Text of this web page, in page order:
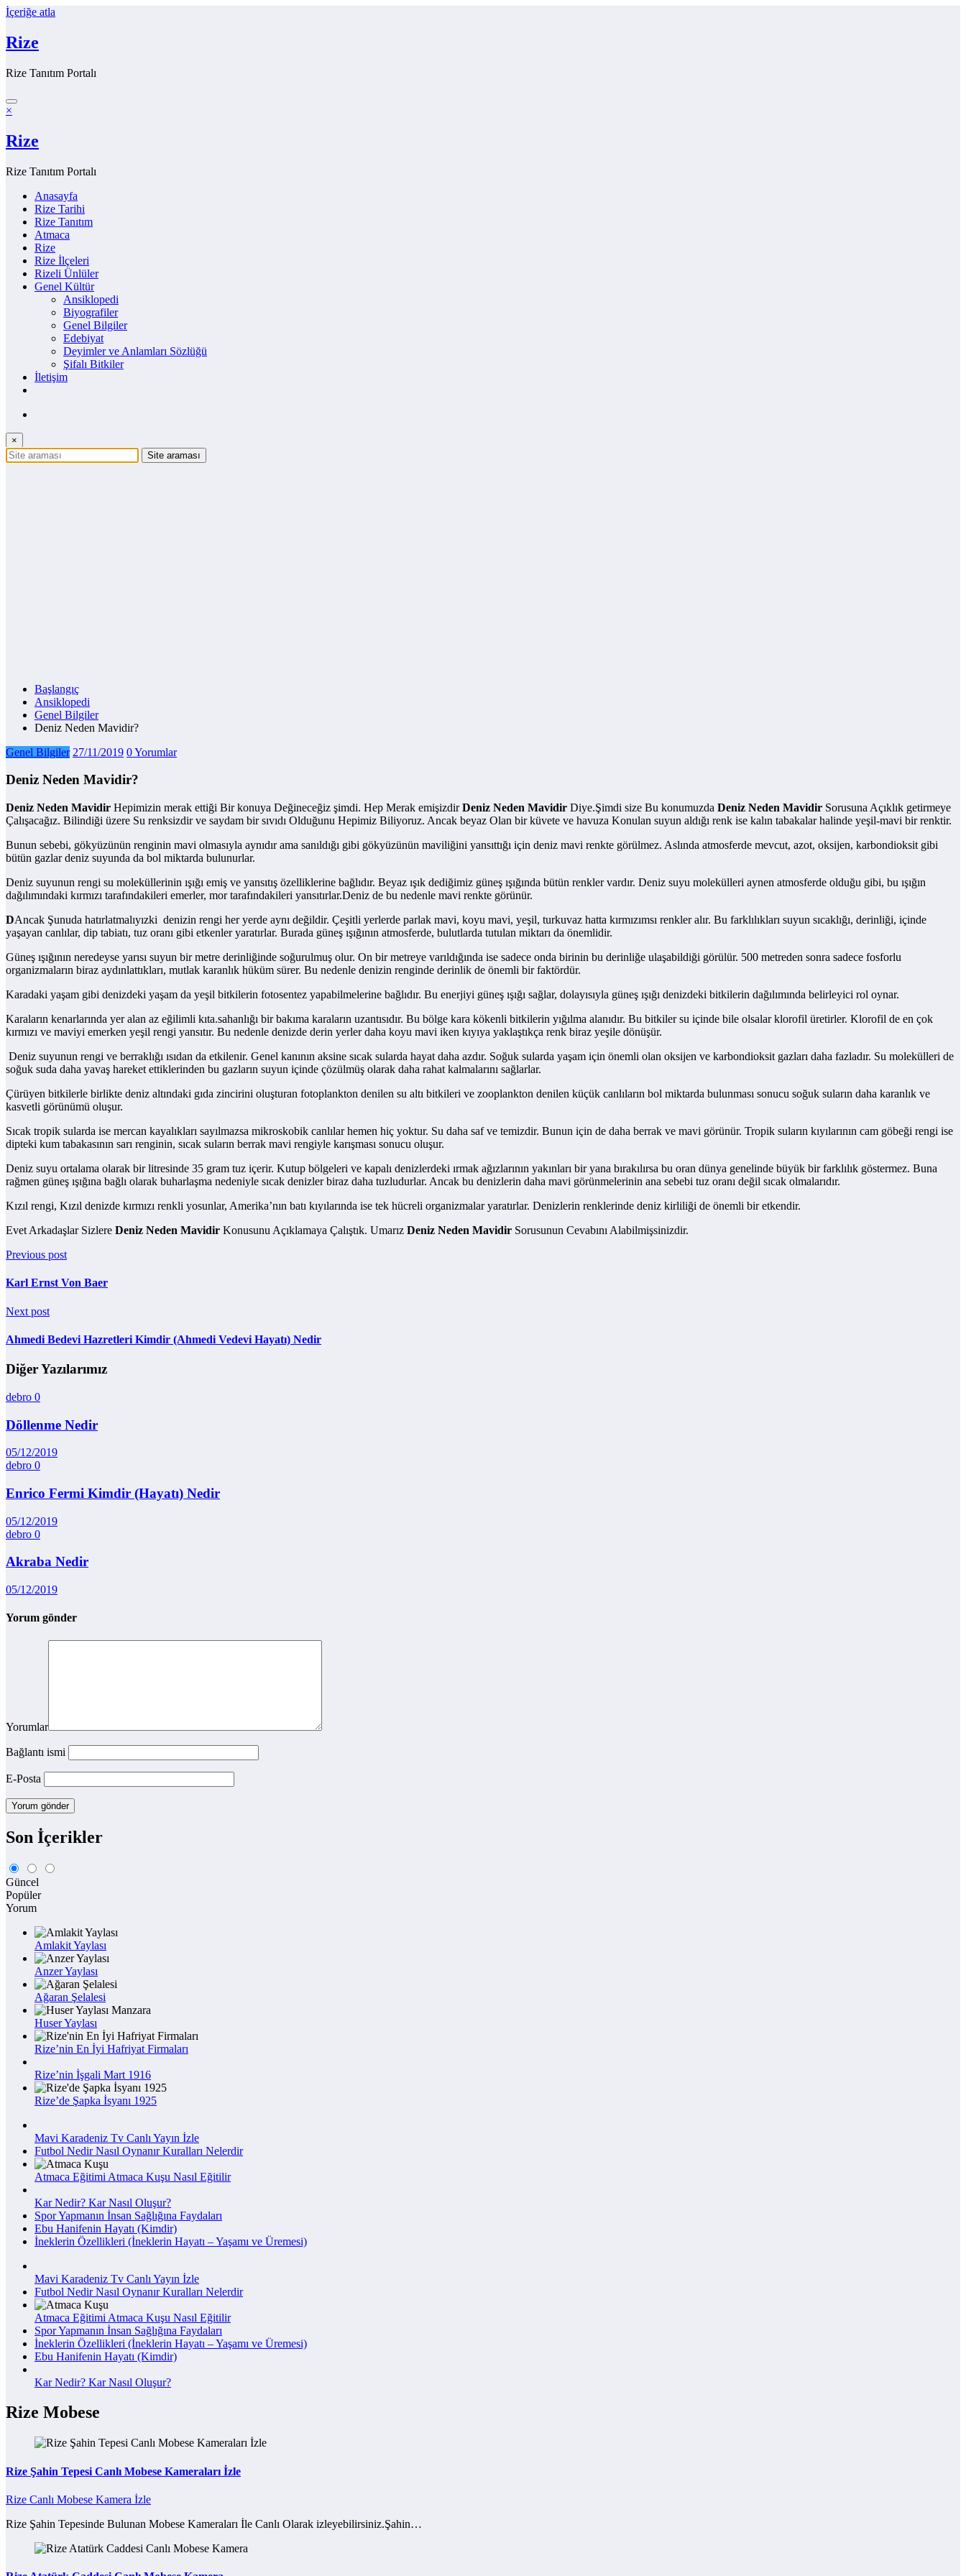
İçeriğe atla
Rize
Rize Tanıtım Portalı
×
Rize
Rize Tanıtım Portalı
Anasayfa
Rize Tarihi
Rize Tanıtım
Atmaca
Rize
Rize İlçeleri
Rizeli Ünlüler
Genel Kültür
Ansiklopedi
Biyografiler
Genel Bilgiler
Edebiyat
Deyimler ve Anlamları Sözlüğü
Şifalı Bitkiler
İletişim
×
Başlangıç
Ansiklopedi
Genel Bilgiler
Deniz Neden Mavidir?
Genel Bilgiler 27/11/2019 0 Yorumlar
Deniz Neden Mavidir?
Deniz Neden Mavidir Hepimizin merak ettiği Bir konuya Değineceğiz şimdi. Hep Merak emişizdirDeniz Neden Mavidir Diye.Şimdi size Bu konumuzda Deniz Neden Mavidir Sorusuna Açıklık getirmeye
Çalışacağız. Bilindiği üzere Su renksizdir ve saydam bir sıvıdı Olduğunu Hepimiz Biliyoruz. Ancak beyaz Olan bir küvete ve havuza Konulan suyun aldığı renk ise kalın tabakalar halinde yeşil-mavi bir renktir.
Bunun sebebi, gökyüzünün renginin mavi olmasıyla aynıdır ama sanıldığı gibi gökyüzünün maviliğini yansıttığı için deniz mavi renkte görülmez. Aslında atmosferde mevcut, azot, oksijen, karbondioksit gibi
bütün gazlar deniz suyunda da bol miktarda bulunurlar.
Deniz suyunun rengi su moleküllerinin ışığı emiş ve yansıtış özelliklerine bağlıdır. Beyaz ışık dediğimiz güneş ışığında bütün renkler vardır. Deniz suyu molekülleri aynen atmosferde olduğu gibi, bu ışığın
dağılımındaki kırmızı tarafındakileri emerler, mor tarafındakileri yansıtırlar.Deniz de bu nedenle mavi renkte görünür.
DAncak Şunuda hatırlatmalıyızki denizin rengi her yerde aynı değildir. Çeşitli yerlerde parlak mavi, koyu mavi, yeşil, turkuvaz hatta kırmızımsı renkler alır. Bu farklılıkları suyun sıcaklığı, derinliği, içinde
yaşayan canlılar, dip tabiatı, tuz oranı gibi etkenler yaratırlar. Burada güneş ışığının atmosferde, bulutlarda tutulan miktarı da önemlidir.
Güneş ışığının neredeyse yarısı suyun bir metre derinliğinde soğurulmuş olur. On bir metreye varıldığında ise sadece onda birinin bu derinliğe ulaşabildiği görülür. 500 metreden sonra sadece fosforlu
organizmaların biraz aydınlattıkları, mutlak karanlık hüküm sürer. Bu nedenle denizin renginde derinlik de önemli bir faktördür.
Karadaki yaşam gibi denizdeki yaşam da yeşil bitkilerin fotosentez yapabilmelerine bağlıdır. Bu enerjiyi güneş ışığı sağlar, dolayısıyla güneş ışığı denizdeki bitkilerin dağılımında belirleyici rol oynar.
Karaların kenarlarında yer alan az eğilimli kıta.sahanlığı bir bakıma karaların uzantısıdır. Bu bölge kara kökenli bitkilerin yığılma alanıdır. Bu bitkiler su içinde bile olsalar klorofil üretirler. Klorofil de en çok
kırmızı ve maviyi emerken yeşil rengi yansıtır. Bu nedenle denizde derin yerler daha koyu mavi iken kıyıya yaklaştıkça renk biraz yeşile dönüşür.
Deniz suyunun rengi ve berraklığı ısıdan da etkilenir. Genel kanının aksine sıcak sularda hayat daha azdır. Soğuk sularda yaşam için önemli olan oksijen ve karbondioksit gazları daha fazladır. Su molekülleri de
soğuk suda daha yavaş hareket ettiklerinden bu gazların suyun içinde çözülmüş olarak daha rahat kalmalarını sağlarlar.
Çürüyen bitkilerle birlikte deniz altındaki gıda zincirini oluşturan fotoplankton denilen su altı bitkileri ve zooplankton denilen küçük canlıların bol miktarda bulunması sonucu soğuk suların daha karanlık ve
kasvetli görünümü oluşur.
Sıcak tropik sularda ise mercan kayalıkları sayılmazsa mikroskobik canlılar hemen hiç yoktur. Su daha saf ve temizdir. Bunun için de daha berrak ve mavi görünür. Tropik suların kıyılarının cam göbeği rengi ise
dipteki kum tabakasının sarı renginin, sıcak suların berrak mavi rengiyle karışması sonucu oluşur.
Deniz suyu ortalama olarak bir litresinde 35 gram tuz içerir. Kutup bölgeleri ve kapalı denizlerdeki ırmak ağızlarının yakınları bir yana bırakılırsa bu oran dünya genelinde büyük bir farklılık göstermez. Buna
rağmen güneş ışığına bağlı olarak buharlaşma nedeniyle sıcak denizler biraz daha tuzludurlar. Ancak bu denizlerin daha mavi görünmelerinin ana sebebi tuz oranı değil sıcak olmalarıdır.
Kızıl rengi, Kızıl denizde kırmızı renkli yosunlar, Amerika’nın batı kıyılarında ise tek hücreli organizmalar yaratırlar. Denizlerin renklerinde deniz kirliliği de önemli bir etkendir.
Evet Arkadaşlar Sizlere Deniz Neden Mavidir Konusunu Açıklamaya Çalıştık. Umarız Deniz Neden Mavidir Sorusunun Cevabını Alabilmişsinizdir.
Previous post
Karl Ernst Von Baer
Next post
Ahmedi Bedevi Hazretleri Kimdir (Ahmedi Vedevi Hayatı) Nedir
Diğer Yazılarımız
debro 0
Döllenme Nedir
05/12/2019
debro 0
Enrico Fermi Kimdir (Hayatı) Nedir
05/12/2019
debro 0
Akraba Nedir
05/12/2019
Yorum gönder
Yorumlar
Bağlantı ismi
E-Posta
Son İçerikler
Güncel
Popüler
Yorum
Amlakit Yaylası
Anzer Yaylası
Ağaran Şelalesi
Huser Yaylası
Rize’nin En İyi Hafriyat Firmaları
Rize’nin İşgali Mart 1916
Rize’de Şapka İsyanı 1925
Mavi Karadeniz Tv Canlı Yayın İzle
Futbol Nedir Nasıl Oynanır Kuralları Nelerdir
Atmaca Eğitimi Atmaca Kuşu Nasıl Eğitilir
Kar Nedir? Kar Nasıl Oluşur?
Spor Yapmanın İnsan Sağlığına Faydaları
Ebu Hanifenin Hayatı (Kimdir)
İneklerin Özellikleri (İneklerin Hayatı – Yaşamı ve Üremesi)
Mavi Karadeniz Tv Canlı Yayın İzle
Futbol Nedir Nasıl Oynanır Kuralları Nelerdir
Atmaca Eğitimi Atmaca Kuşu Nasıl Eğitilir
Spor Yapmanın İnsan Sağlığına Faydaları
İneklerin Özellikleri (İneklerin Hayatı – Yaşamı ve Üremesi)
Ebu Hanifenin Hayatı (Kimdir)
Kar Nedir? Kar Nasıl Oluşur?
Rize Mobese
Rize Şahin Tepesi Canlı Mobese Kameraları İzle
Rize Canlı Mobese Kamera İzle
Rize Şahin Tepesinde Bulunan Mobese Kameraları İle Canlı Olarak izleyebilirsiniz.Şahin…